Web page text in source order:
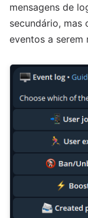
mensagens de
secundário, mas
eventos a serem